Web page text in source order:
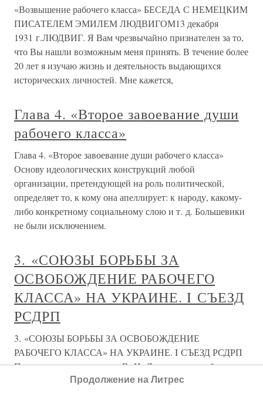
«Возвышение рабочего класса» БЕСЕДА С НЕМЕЦКИМ
ПИСАТЕЛЕМ ЭМИЛЕМ ЛЮДВИГОМ13 декабря
1931 г.ЛЮДВИГ. Я Вам чрезвычайно признателен за то,
что Вы нашли возможным меня принять. В течение более
20 лет я изучаю жизнь и деятельность выдающихся
исторических личностей. Мне кажется,
Глава 4. «Второе завоевание души
рабочего класса»
Глава 4. «Второе завоевание души рабочего класса»
Основу идеологических конструкций любой
организации, претендующей на роль политической,
определяет то, к кому она апеллирует: к народу, какому-
либо конкретному социальному слою и т. д. Большевики
не были исключением.
3. «СОЮЗЫ БОРЬБЫ ЗА
ОСВОБОЖДЕНИЕ РАБОЧЕГО
КЛАССА» НА УКРАИНЕ. I СЪЕЗД
РСДРП
3. «СОЮЗЫ БОРЬБЫ ЗА ОСВОБОЖДЕНИЕ
РАБОЧЕГО КЛАССА» НА УКРАИНЕ. I СЪЕЗД РСДРП
Под влиянием созданного В. И. Лениным петербургского
«Союза борьбы за освобождение рабочего класса»
Продолжение на Литрес